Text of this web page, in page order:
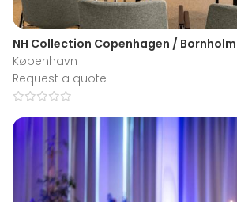
NH Collection Copenhagen / Bornholm
København
Request a quote